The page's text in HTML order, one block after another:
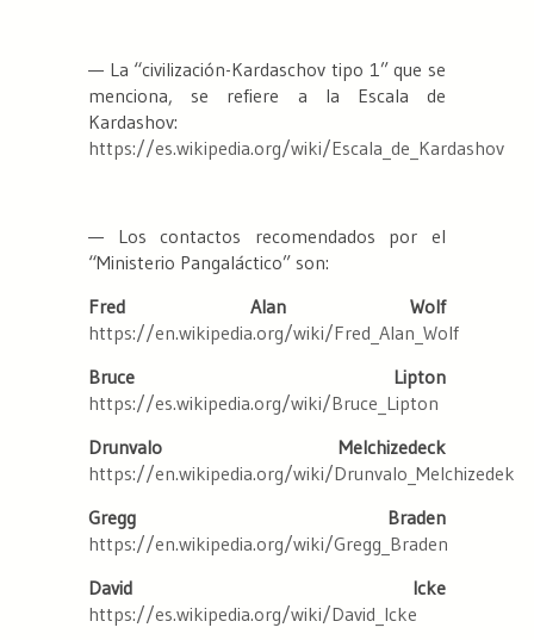
— La “civilización-Kardaschov tipo 1” que se
menciona, se refiere a la Escala de
Kardashov:
https://es.wikipedia.org/wiki/Escala_de_Kardashov
— Los contactos recomendados por el
“Ministerio Pangaláctico” son:
Fred Alan Wolf
https://en.wikipedia.org/wiki/Fred_Alan_Wolf
Bruce Lipton
https://es.wikipedia.org/wiki/Bruce_Lipton
Drunvalo Melchizedeck
https://en.wikipedia.org/wiki/Drunvalo_Melchizedek
Gregg Braden
https://en.wikipedia.org/wiki/Gregg_Braden
David Icke
https://es.wikipedia.org/wiki/David_Icke